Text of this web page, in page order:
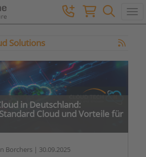
Solutions
in Deutschland:
Cloud und Vorteile für
Borchers | 30.09.2025